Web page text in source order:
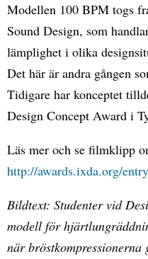
Modellen 100 BPM togs
Sound Design, som
lämplighet i olika
Det här är andra gången
Tidigare har konceptet
Design Concept Award i
Läs mer och se filmklipp
http://awards.ixda.org/
Bildtext: Studenter vid
modell för
när